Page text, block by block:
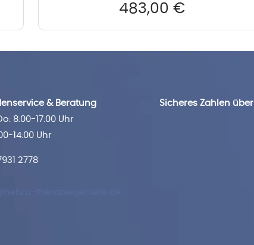
483,00 €
& Beratung
8:00-17:00 Uhr
14:00 Uhr
2778
therapiegeraete.de
Sicheres Zahlen über